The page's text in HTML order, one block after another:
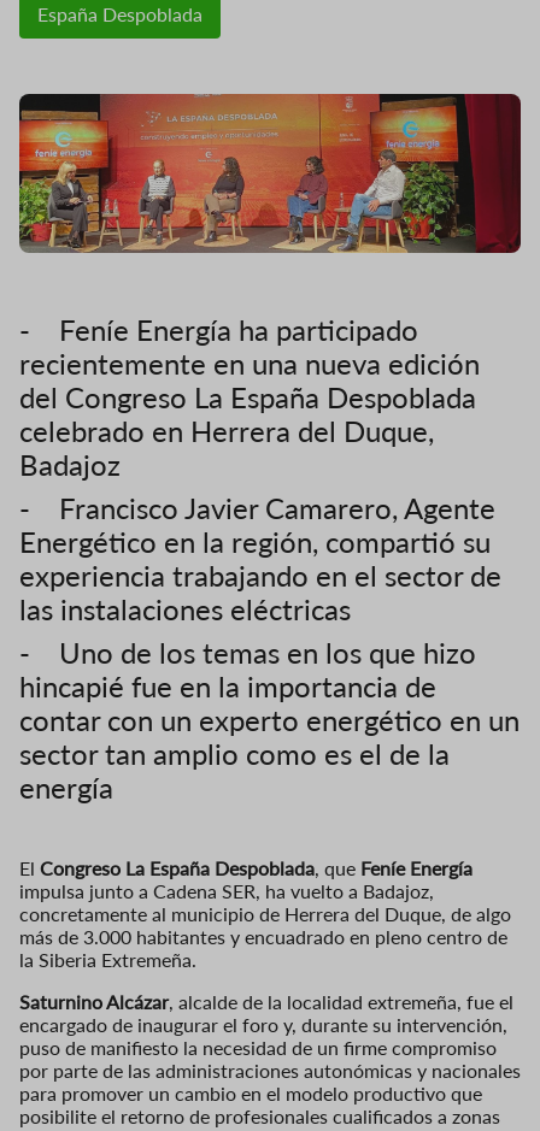
España Despoblada
- Feníe Energía ha participado
recientemente en una nueva edición
del Congreso La España Despoblada
celebrado en Herrera del Duque,
Badajoz
- Francisco Javier Camarero, Agente
Energético en la región, compartió su
experiencia trabajando en el sector de
las instalaciones eléctricas
- Uno de los temas en los que hizo
hincapié fue en la importancia de
contar con un experto energético en un
sector tan amplio como es el de la
energía
El Congreso La España Despoblada , que Feníe Energía
impulsa junto a Cadena SER, ha vuelto a Badajoz,
concretamente al municipio de Herrera del Duque, de algo
más de 3.000 habitantes y encuadrado en pleno centro de
la Siberia Extremeña.
Saturnino Alcázar, alcalde de la localidad extremeña, fue el
encargado de inaugurar el foro y, durante su intervención,
puso de manifiesto la necesidad de un firme compromiso
por parte de las administraciones autonómicas y nacionales
para promover un cambio en el modelo productivo que
posibilite el retorno de profesionales cualificados a zonas